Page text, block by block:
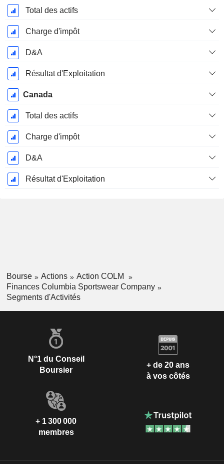
Total des actifs
Charge d'impôt
D&A
Résultat d'Exploitation
Canada
Total des actifs
Charge d'impôt
D&A
Résultat d'Exploitation
Bourse Actions
Action COLM
Finances Columbia Sportswear Company
Segments d'Activités
N°1 du Conseil
Boursier
+ de 20 ans
à vos côtés
+ 1 300 000
membres